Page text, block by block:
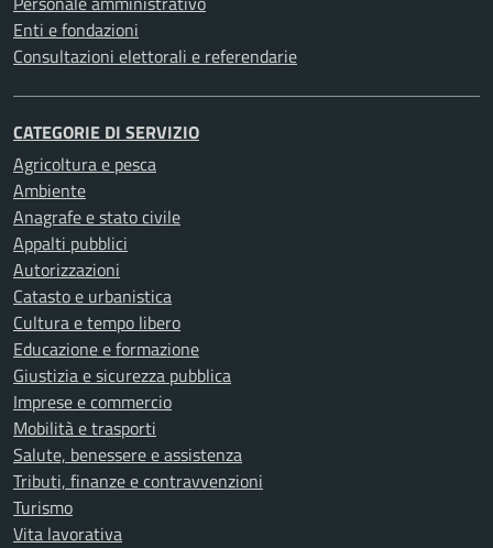
Enti e fondazioni
Consultazioni elettorali e referendarie
CATEGORIE DI SERVIZIO
Agricoltura e pesca
Ambiente
Anagrafe e stato civile
Appalti pubblici
Autorizzazioni
Catasto e urbanistica
Cultura e tempo libero
Educazione e formazione
Giustizia e sicurezza pubblica
Imprese e commercio
Mobilità e trasporti
Salute, benessere e assistenza
Tributi, finanze e contravvenzioni
Turismo
Vita lavorativa